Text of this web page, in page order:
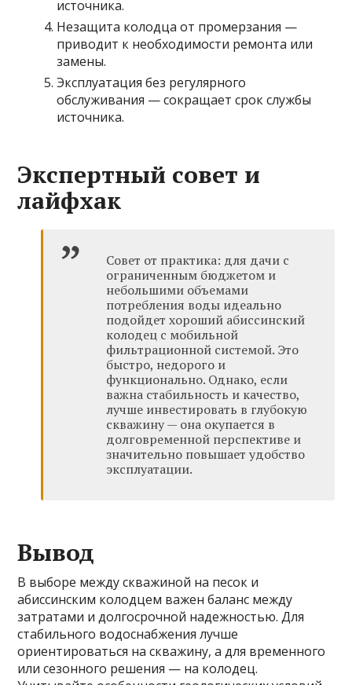
источника.
Незащита колодца от промерзания —
приводит к необходимости ремонта или
замены.
Эксплуатация без регулярного
обслуживания — сокращает срок службы
источника.
Экспертный совет и
лайфхак
Совет от практика: для дачи с
ограниченным бюджетом и
небольшими объемами
потребления воды идеально
подойдет хороший абиссинский
колодец с мобильной
фильтрационной системой. Это
быстро, недорого и
функционально. Однако, если
важна стабильность и качество,
лучше инвестировать в глубокую
скважину — она окупается в
долговременной перспективе и
значительно повышает удобство
эксплуатации.
Вывод
В выборе между скважиной на песок и
абиссинским колодцем важен баланс между
затратами и долгосрочной надежностью. Для
стабильного водоснабжения лучше
ориентироваться на скважину, а для временного
или сезонного решения — на колодец.